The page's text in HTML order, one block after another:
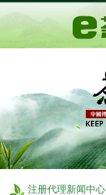
注册代理新闻中心